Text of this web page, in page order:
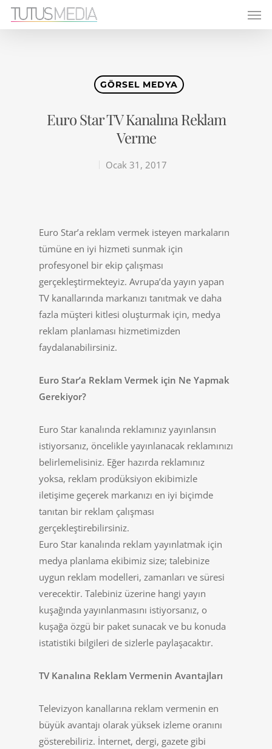
GÖRSEL MEDYA
Euro Star TV Kanalına Reklam
Verme
Ocak 31, 2017
Euro Star’a reklam vermek isteyen markaların
tümüne en iyi hizmeti sunmak için
profesyonel bir ekip çalışması
gerçekleştirmekteyiz. Avrupa’da yayın yapan
TV kanallarında markanızı tanıtmak ve daha
fazla müşteri kitlesi oluşturmak için, medya
reklam planlaması hizmetimizden
faydalanabilirsiniz.
Euro Star’a Reklam Vermek için Ne Yapmak
Gerekiyor?
Euro Star kanalında reklamınız yayınlansın
istiyorsanız, öncelikle yayınlanacak reklamınızı
belirlemelisiniz. Eğer hazırda reklamınız
yoksa, reklam prodüksiyon ekibimizle
iletişime geçerek markanızı en iyi biçimde
tanıtan bir reklam çalışması
gerçekleştirebilirsiniz.
Euro Star kanalında reklam yayınlatmak için
medya planlama ekibimiz size; talebinize
uygun reklam modelleri, zamanları ve süresi
verecektir. Talebiniz üzerine hangi yayın
kuşağında yayınlanmasını istiyorsanız, o
kuşağa özgü bir paket sunacak ve bu konuda
istatistiki bilgileri de sizlerle paylaşacaktır.
TV Kanalına Reklam Vermenin Avantajları
Televizyon kanallarına reklam vermenin en
büyük avantajı olarak yüksek izleme oranını
gösterebiliriz. İnternet, dergi, gazete gibi